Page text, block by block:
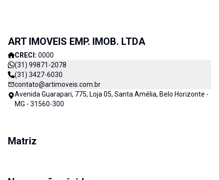
ART IMOVEIS EMP. IMOB. LTDA
CRECI: 0000
(31) 99871-2078
(31) 3427-6030
contato@artimoveis.com.br
Avenida Guarapari, 775, Loja 05, Santa Amélia, Belo Horizonte -
MG - 31560-300
Matriz